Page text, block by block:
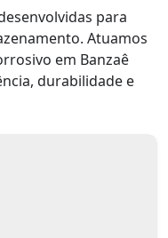
para
Atuamos
em Banzaê
durabilidade e